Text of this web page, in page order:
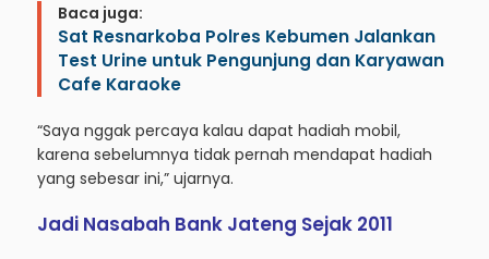
Baca juga:
Sat Resnarkoba Polres Kebumen Jalankan
Test Urine untuk Pengunjung dan Karyawan
Cafe Karaoke
“Saya nggak percaya kalau dapat hadiah mobil,
karena sebelumnya tidak pernah mendapat hadiah
yang sebesar ini,” ujarnya.
Jadi Nasabah Bank Jateng Sejak 2011